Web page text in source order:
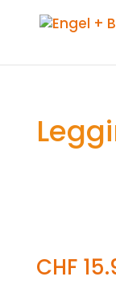
CHF